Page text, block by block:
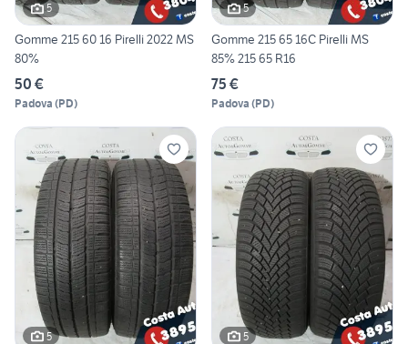
5
Gomme 215 60 16 Pirelli 2022 MS
80%
50 €
Padova (PD)
5
Gomme 215 65 16C Pirelli MS
85% 215 65 R16
75 €
Padova (PD)
5 5